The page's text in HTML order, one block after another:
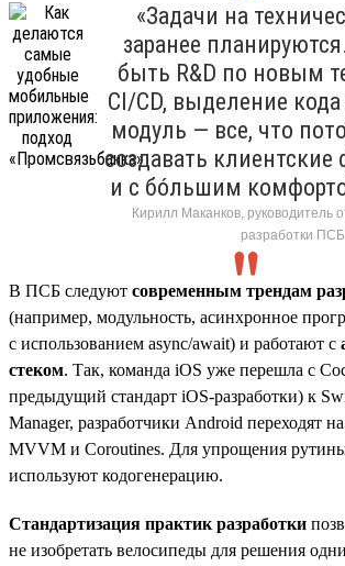
«Задачи на
заранее
быть R&D по новым
CI/CD, выделение
модуль — все, что
создавать
и с бóльшим
Кирилл Маканков, руководитель
разработки ПСБ
В ПСБ следуют современным трендам
(например, модульность, асинхронное
с использованием async/await) и работают с
стеком. Так, команда iOS уже перешла с
предыдущий стандарт iOS-разработки) к
Manager, разработчики Android переходят
MVVM и Coroutines. Для упрощения
используют кодогенерацию.
Стандартизация практик разработки
не изобретать велосипеды для решения